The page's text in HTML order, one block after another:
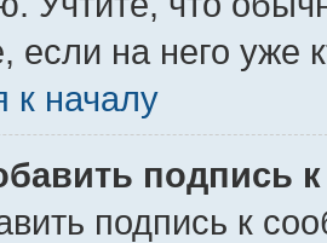
на него уже
к началу
подпись
подпись к